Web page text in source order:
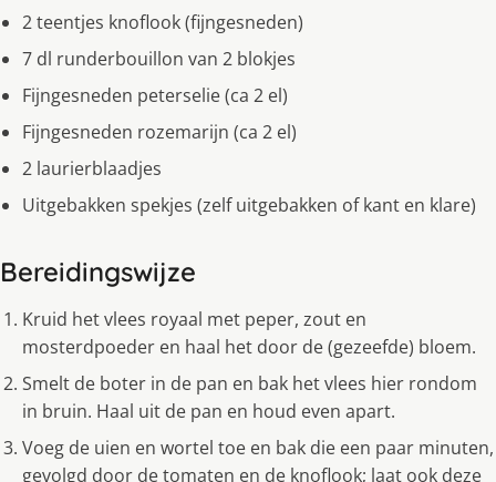
2 teentjes knoflook (fijngesneden)
7 dl runderbouillon van 2 blokjes
Fijngesneden peterselie (ca 2 el)
Fijngesneden rozemarijn (ca 2 el)
2 laurierblaadjes
Uitgebakken spekjes (zelf uitgebakken of kant en klare)
Bereidingswijze
Kruid het vlees royaal met peper, zout en
mosterdpoeder en haal het door de (gezeefde) bloem.
Smelt de boter in de pan en bak het vlees hier rondom
in bruin. Haal uit de pan en houd even apart.
Voeg de uien en wortel toe en bak die een paar minuten,
gevolgd door de tomaten en de knoflook; laat ook deze